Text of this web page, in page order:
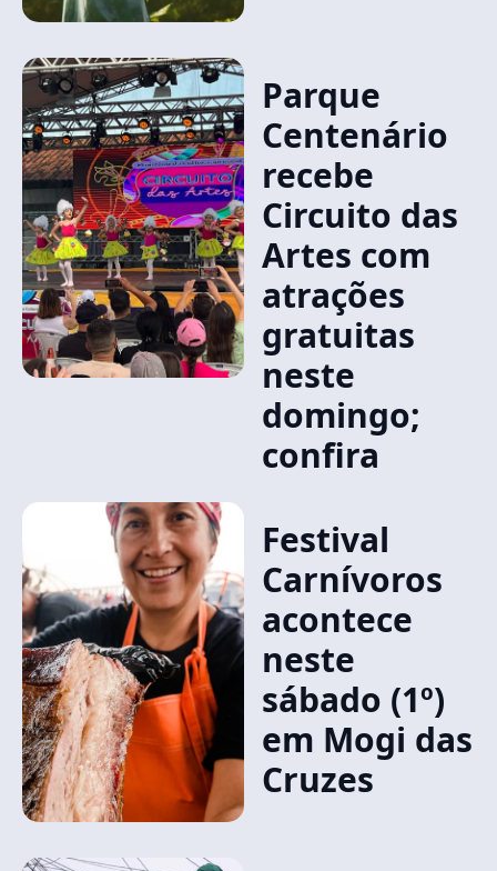
Parque
Centenário
recebe
Circuito das
Artes com
atrações
gratuitas
neste
domingo;
confira
Festival
Carnívoros
acontece
neste
sábado (1º)
em Mogi das
Cruzes